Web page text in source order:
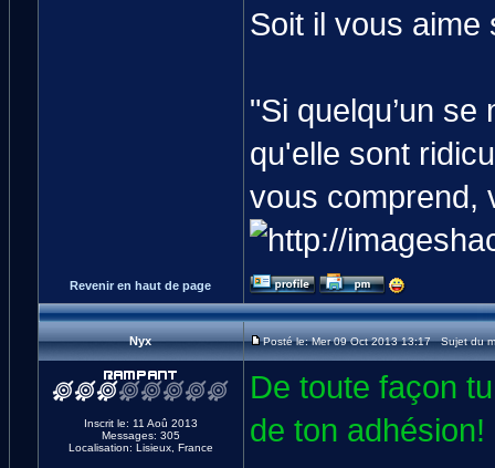
Soit il vous aime
"Si quelqu’un
qu'elle sont
vous comprend,
Revenir en haut de page
Nyx Posté le: Mer 09 Oct 2013 13:17 Sujet du
Inscrit le: 11 Aoû 2013
Messages: 305
Localisation: Lisieux, France
De toute façon
de ton